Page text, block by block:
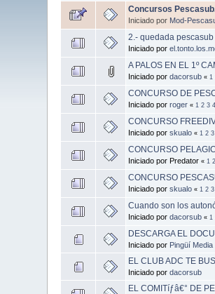
Concursos
Iniciado por Mod-
2.- quedada pescasub
Iniciado por
A PALOS EN EL 1º
Iniciado pordacorsub « 1
CONCURSO DE
Iniciado porroger « 1 2 3 4
CONCURSO
Iniciado porskualo « 1 2 3
CONCURSO
Iniciado por Predator« 1 2
CONCURSO
Iniciado porskualo « 1 2 3
Cuando son los
Iniciado pordacorsub « 1
DESCARGA EL
Iniciado por Pingüí Media
EL CLUB ADC TE
Iniciado pordacorsub
EL COMITíƒâ€° DE